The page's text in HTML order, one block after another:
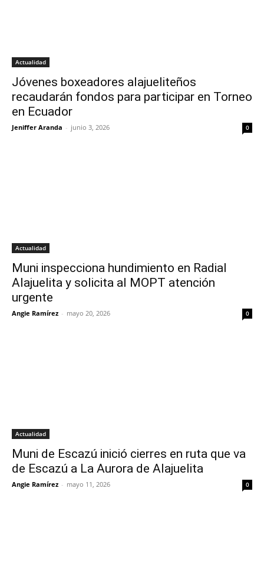
Actualidad
Jóvenes boxeadores alajueliteños
recaudarán fondos para participar en Torneo
en Ecuador
Jeniffer Aranda - junio 3, 2026 0
Actualidad
Muni inspecciona hundimiento en Radial
Alajuelita y solicita al MOPT atención
urgente
Angie Ramírez - mayo 20, 2026 0
Actualidad
Muni de Escazú inició cierres en ruta que va
de Escazú a La Aurora de Alajuelita
Angie Ramírez - mayo 11, 2026 0